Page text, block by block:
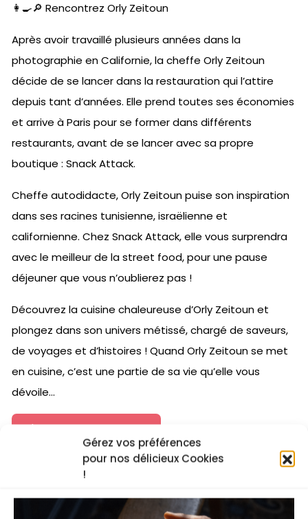
Gérez vos préférences
pour nos délicieux Cookies
!
👩‍🍳🔎 Rencontrez Orly Zeitoun
Après avoir travaillé plusieurs années dans la
photographie en Californie, la cheffe Orly Zeitoun
décide de se lancer dans la restauration qui l’attire
depuis tant d’années. Elle prend toutes ses économies
et arrive à Paris pour se former dans différents
restaurants, avant de se lancer avec sa propre
boutique : Snack Attack.
Cheffe autodidacte, Orly Zeitoun puise son inspiration
dans ses racines tunisienne, israëlienne et
californienne. Chez Snack Attack, elle vous surprendra
avec le meilleur de la street food, pour une pause
déjeuner que vous n’oublierez pas !
Découvrez la cuisine chaleureuse d’Orly Zeitoun et
plongez dans son univers métissé, chargé de saveurs,
de voyages et d’histoires ! Quand Orly Zeitoun se met
en cuisine, c’est une partie de sa vie qu’elle vous
dévoile…
J'essaye gratuitement